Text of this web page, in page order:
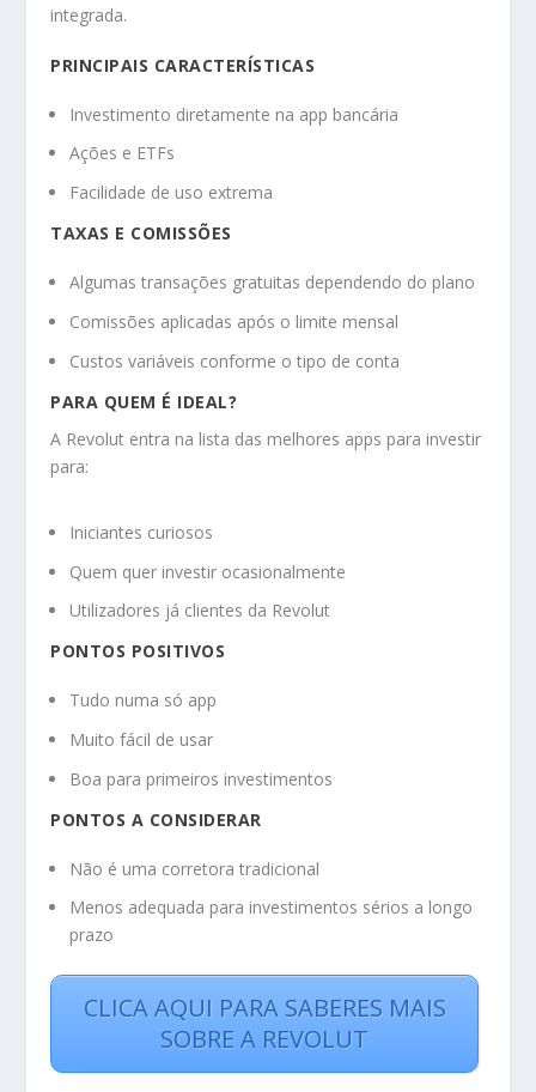
integrada.
PRINCIPAIS CARACTERÍSTICAS
Investimento diretamente na app bancária
Ações e ETFs
Facilidade de uso extrema
TAXAS E COMISSÕES
Algumas transações gratuitas dependendo do plano
Comissões aplicadas após o limite mensal
Custos variáveis conforme o tipo de conta
PARA QUEM É IDEAL?
A Revolut entra na lista das melhores apps para investir
para:
Iniciantes curiosos
Quem quer investir ocasionalmente
Utilizadores já clientes da Revolut
PONTOS POSITIVOS
Tudo numa só app
Muito fácil de usar
Boa para primeiros investimentos
PONTOS A CONSIDERAR
Não é uma corretora tradicional
Menos adequada para investimentos sérios a longo
prazo
CLICA AQUI PARA SABERES MAIS
SOBRE A REVOLUT